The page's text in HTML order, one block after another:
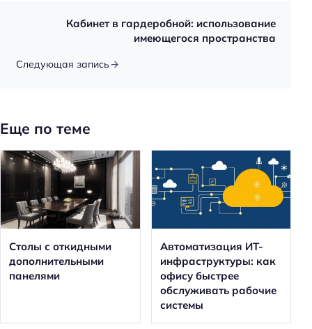
Кабинет в гардеробной: использование
имеющегося пространства
Следующая запись
Еще по теме
Столы с откидными
дополнительными
панелями
Автоматизация ИТ-
инфраструктуры: как
офису быстрее
обслуживать рабочие
системы